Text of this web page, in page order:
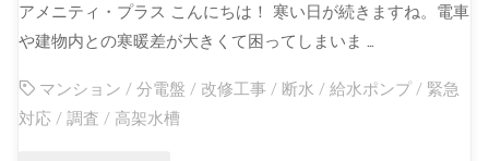
アメニティ・プラス こんにちは！ 寒い日が続きますね。電車
や建物内との寒暖差が大きくて困ってしまいま …
マンション /分電盤 / 改修工事 / 断水 /給水ポンプ/ 緊急
対応 /調査 / 高架水槽